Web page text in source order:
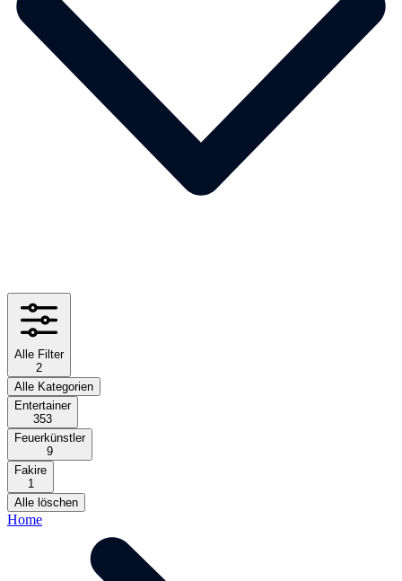
Alle Filter
2
Alle Kategorien
Entertainer
353
Feuerkünstler
9
Fakire
1
Alle löschen
Home